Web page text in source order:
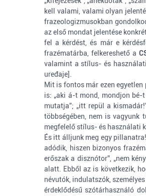
kell valami, valami olyan
frazeologizmusokban
az első mondat jelentése
fel a kérdést, és már e
frazématárba, felkereshető a
valamint a stílus- és
uređaje].
Mit is fontos már ezen
is: „aki á-t mond, mondjon bé-
mutatja”; „itt repül a
többségében, nem is vagyunk
megfelelő stílus- és használati
És itt álljunk meg egy
adódik, hiszen bizonyos
erőszak a disznótor”, „nem
alatt. Ebből az is következik,
névutók, indulatszók,
érdeklődésű szótárhasználó